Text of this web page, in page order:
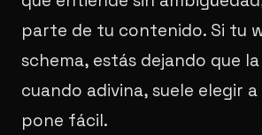
parte de tu contenido. Si tu
schema, estás dejando que la
cuando adivina, suele elegir
pone fácil.